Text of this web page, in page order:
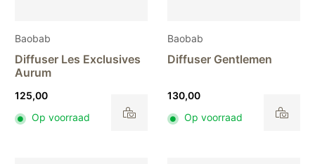
Baobab
Diffuser Les Exclusives
Aurum
125,00
Op voorraad
Baobab
Diffuser Gentlemen
130,00
Op voorraad